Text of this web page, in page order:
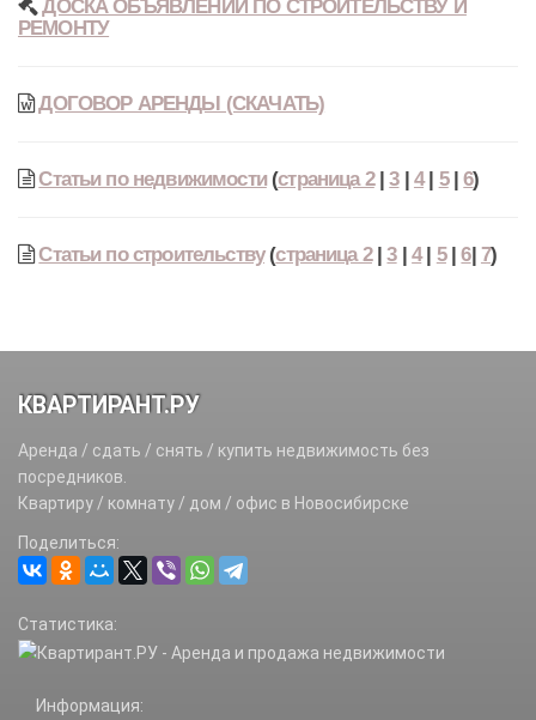
ДОСКА ОБЪЯВЛЕНИЙ ПО СТРОИТЕЛЬСТВУ И
РЕМОНТУ
ДОГОВОР АРЕНДЫ (СКАЧАТЬ)
Статьи по недвижимости(страница 2|3| 4| 5|6)
Статьи по строительству(страница 2|3|4| 5|6| 7)
КВАРТИРАНТ.РУ
Аренда / сдать / снять / купить недвижимость без
посредников.
Квартиру / комнату / дом / офис в Новосибирске
Поделиться:
Статистика:
Информация: